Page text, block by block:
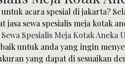
acara spesial di jakarta?
jasa sewa spesialis meja kotak
untuk anda yang ingin
yang dapat di sesuaikan